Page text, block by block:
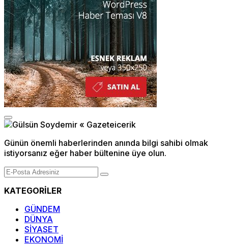
Günün önemli haberlerinden anında bilgi sahibi olmak
istiyorsanız eğer haber bültenine üye olun.
KATEGORİLER
GÜNDEM
DÜNYA
SİYASET
EKONOMİ